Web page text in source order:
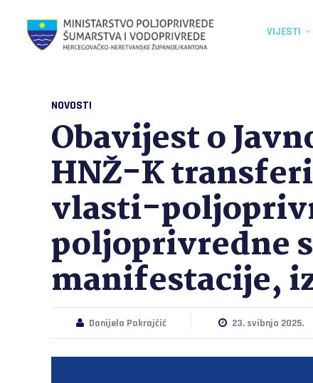
VIJESTI
NOVOSTI
Obavijest o
HNŽ-K
vlasti-
poljoprivredne
manifestacije,
Danijela Pokrajčić 23. svibnja 2025.